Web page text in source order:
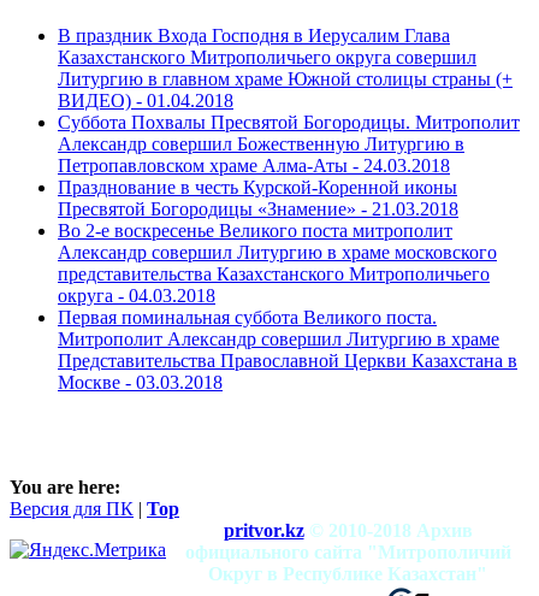
В праздник Входа Господня в Иерусалим Глава
Казахстанского Митрополичьего округа совершил
Литургию в главном храме Южной столицы страны (+
ВИДЕО) - 01.04.2018
Суббота Похвалы Пресвятой Богородицы. Митрополит
Александр совершил Божественную Литургию в
Петропавловском храме Алма-Аты - 24.03.2018
Празднование в честь Курской-Коренной иконы
Пресвятой Богородицы «Знамение» - 21.03.2018
Во 2-е воскресенье Великого поста митрополит
Александр совершил Литургию в храме московского
представительства Казахстанского Митрополичьего
округа - 04.03.2018
Первая поминальная суббота Великого поста.
Митрополит Александр совершил Литургию в храме
Представительства Православной Церкви Казахстана в
Москве - 03.03.2018
You are here:
Версия для ПК | Top
pritvor.kz © 2010-2018 Архив
официального сайта "Митрополичий
Округ в Республике Казахстан"